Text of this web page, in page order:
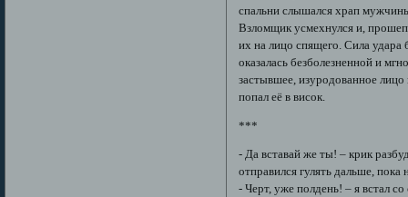
спальни слышался храп
Взломщик усмехнулся и,
их на лицо спящего. Сила удара
оказалась безболезненной и
застывшее, изуродованное
попал её в висок.
***
- Да вставай же ты! – крик
отправился гулять дальше, пока
- Черт, уже полдень! – я встал